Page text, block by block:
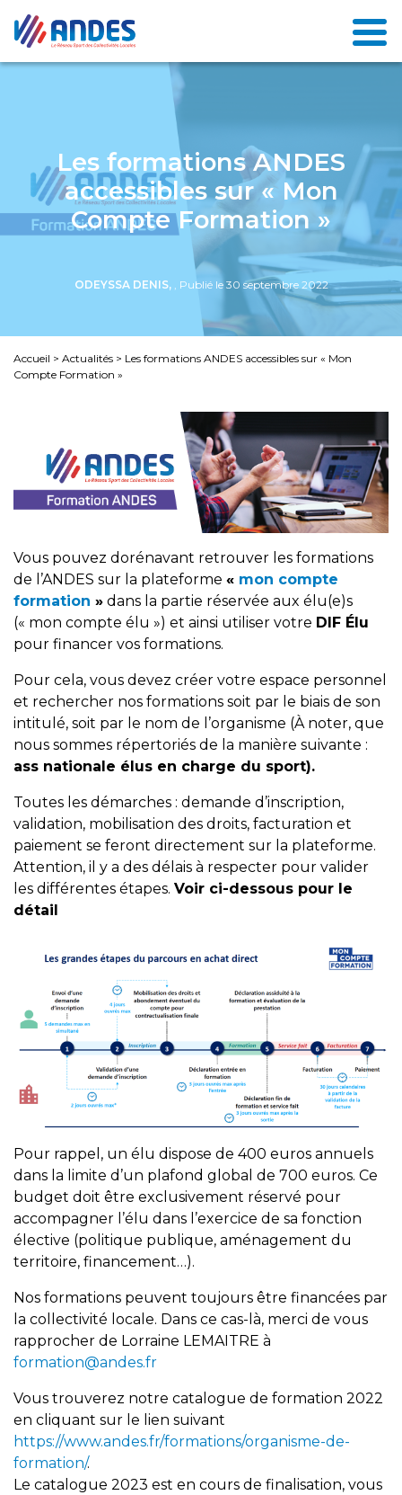
Les formations ANDES
accessibles sur « Mon
Compte Formation »
ODEYSSA DENIS, , Publié le 30 septembre 2022
Accueil > Actualités > Les formations ANDES accessibles sur « Mon
Compte Formation »
Vous pouvez dorénavant retrouver les formations
de l’ANDES sur la plateforme « mon compte
formation » dans la partie réservée aux élu(e)s
(« mon compte élu ») et ainsi utiliser votre DIF Élu
pour financer vos formations.
Pour cela, vous devez créer votre espace personnel
et rechercher nos formations soit par le biais de son
intitulé, soit par le nom de l’organisme (À noter, que
nous sommes répertoriés de la manière suivante :
ass nationale élus en charge du sport).
Toutes les démarches : demande d’inscription,
validation, mobilisation des droits, facturation et
paiement se feront directement sur la plateforme.
Attention, il y a des délais à respecter pour valider
les différentes étapes. Voir ci-dessous pour le
détail
Pour rappel, un élu dispose de 400 euros annuels
dans la limite d’un plafond global de 700 euros. Ce
budget doit être exclusivement réservé pour
accompagner l’élu dans l’exercice de sa fonction
élective (politique publique, aménagement du
territoire, financement…).
Nos formations peuvent toujours être financées par
la collectivité locale. Dans ce cas-là, merci de vous
rapprocher de Lorraine LEMAITRE à
formation@andes.fr
Vous trouverez notre catalogue de formation 2022
en cliquant sur le lien suivant
https://www.andes.fr/formations/organisme-de-
formation/.
Le catalogue 2023 est en cours de finalisation, vous